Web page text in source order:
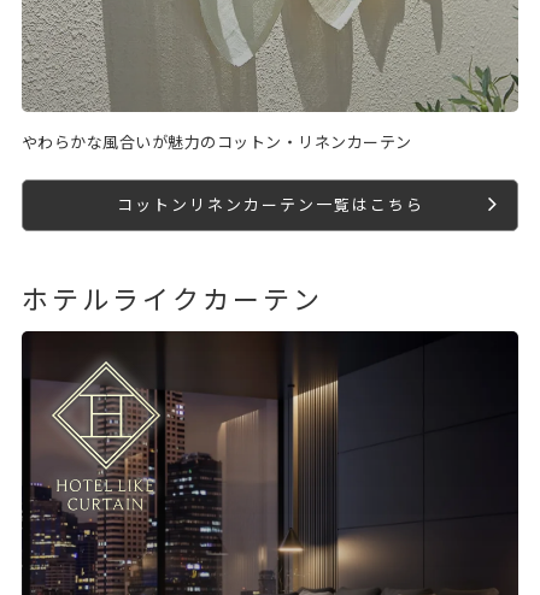
やわらかな風合いが魅力のコットン・リネンカーテン
コットンリネンカーテン一覧はこちら
ホテルライクカーテン